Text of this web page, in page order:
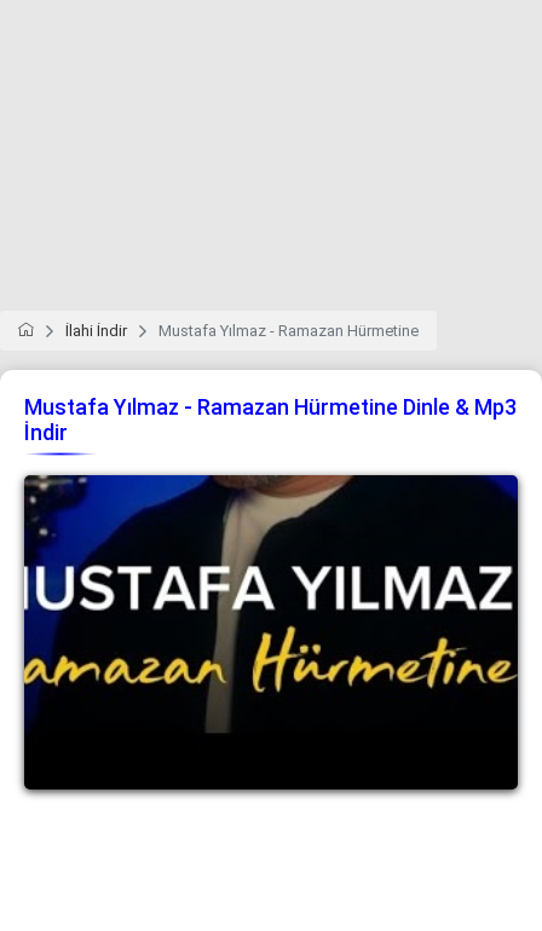
İlahi İndir Mustafa Yılmaz - Ramazan Hürmetine
Mustafa Yılmaz - Ramazan Hürmetine Dinle & Mp3
İndir